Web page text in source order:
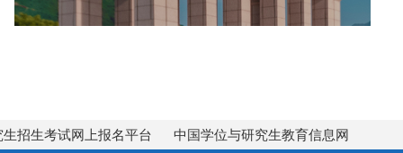
招生考试网上报名平台 中国学位与研究生教育信息网